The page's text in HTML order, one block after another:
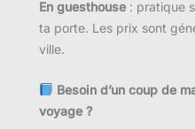
En guesthouse : pratique
ta porte. Les prix sont
ville.
Besoin d’un coup de
voyage ?